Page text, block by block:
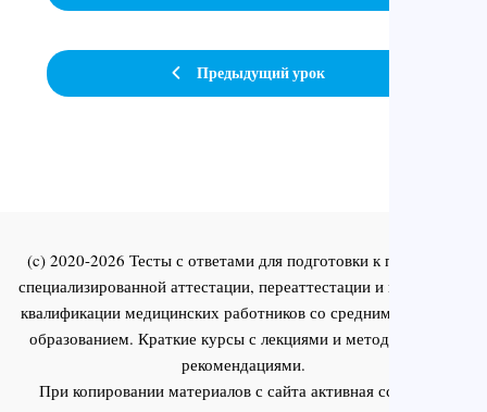
Предыдущий урок
(c) 2020-2026 Тесты с ответами для подготовки к первичной
специализированной аттестации, переаттестации и повышения
квалификации медицинских работников со средним и высшим
образованием. Краткие курсы с лекциями и методическими
рекомендациями.
При копировании материалов с сайта активная ссылка на